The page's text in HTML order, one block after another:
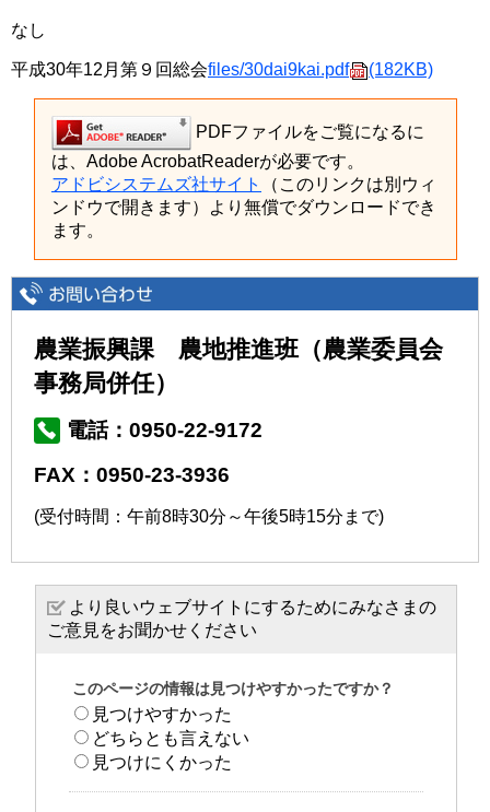
なし
平成30年12月第９回総会files/30dai9kai.pdf (182KB)
PDFファイルをご覧になるに
は、Adobe AcrobatReaderが必要です。
アドビシステムズ社サイト
（このリンクは別ウィ
ンドウで開きます）より無償でダウンロードでき
ます。
農業振興課 農地推進班（農業委員会
事務局併任）
電話：0950-22-9172
FAX：0950-23-3936
(受付時間：午前8時30分～午後5時15分まで)
より良いウェブサイトにするためにみなさまの
ご意見をお聞かせください
このページの情報は見つけやすかったですか？
見つけやすかった
どちらとも言えない
見つけにくかった